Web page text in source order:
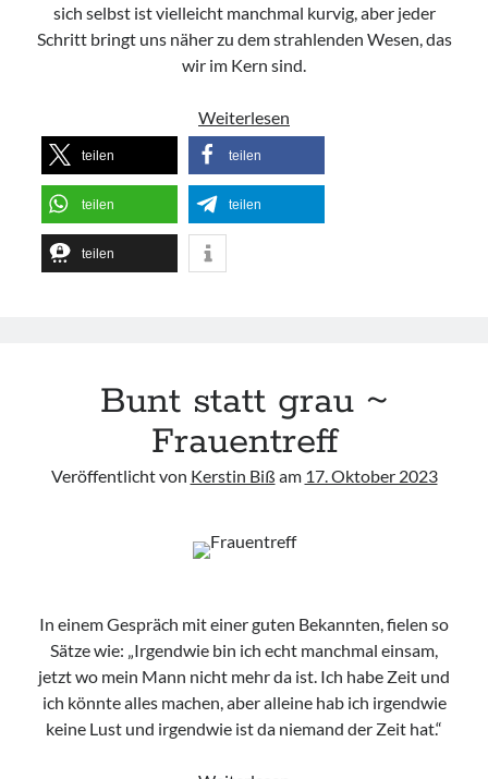
sich selbst ist vielleicht manchmal kurvig, aber jeder
Schritt bringt uns näher zu dem strahlenden Wesen, das
wir im Kern sind.
Weiterlesen
bist
teilen teilen
teilen teilen
teilen
Bunt statt grau ~
Frauentreff
Veröffentlicht von Kerstin Biß am 17. Oktober 2023
In einem Gespräch mit einer guten Bekannten, fielen so
Sätze wie: „Irgendwie bin ich echt manchmal einsam,
jetzt wo mein Mann nicht mehr da ist. Ich habe Zeit und
ich könnte alles machen, aber alleine hab ich irgendwie
keine Lust und irgendwie ist da niemand der Zeit hat.“